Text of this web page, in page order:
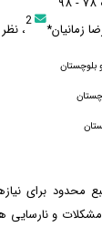
زمانیان* 2،
بلوچستان
محدود برای
و نارسایی